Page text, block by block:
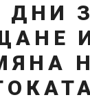
ДНИ